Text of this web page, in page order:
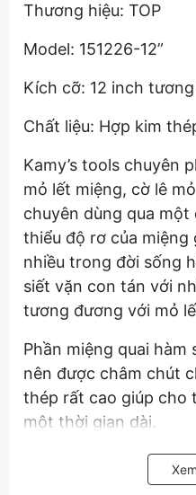
Thương hiệu: TOP
Model: 151226-12”
Kích cỡ: 12 inch
Chất liệu: Hợp kim
Kamy’s tools chuyên
mỏ lết miệng, cờ lê
chuyên dùng qua một
thiểu độ rơ của
nhiều trong đời sống
siết vặn con tán với
tương đương với mỏ
Phần miệng quai hàm
nên được châm chút
thép rất cao giúp cho
một thời gian dài.
Hàm mở miệng được
đơ dài ngắn cho phần